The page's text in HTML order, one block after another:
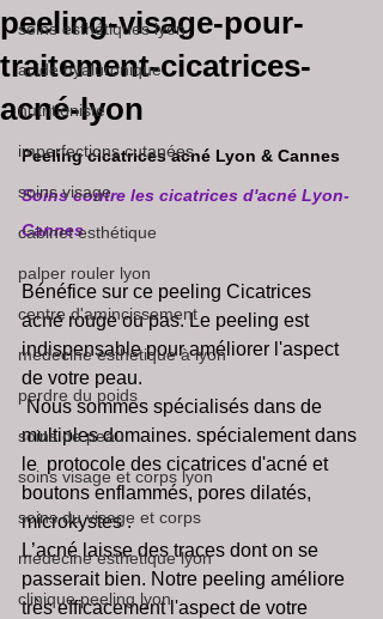
soins esthétiques lyon
acide hyaluronique
nutritioniste
imperfections cutanées
soins visage
cabinet esthétique
palper rouler lyon
centre d'amincissement
medecine esthetique à lyon
perdre du poids
soins de peau
soins visage et corps lyon
soins du visage et corps
medecine esthetique lyon
clinique peeling lyon
peeling-visage-pour-
traitement-cicatrices-
acné-lyon
Peeling cicatrices acné Lyon & Cannes
Soins contre les cicatrices d'acné Lyon-
Cannes
Bénéfice sur ce peeling Cicatrices
acné rouge ou pas. Le peeling est
indispensable pour améliorer l'aspect
de votre peau.
Nous sommes spécialisés dans de
multiples domaines. spécialement dans
le  protocole des cicatrices d'acné et
boutons enflammés, pores dilatés,
microkystes .
L’acné laisse des traces dont on se
passerait bien. Notre peeling améliore
très efficacement l'aspect de votre